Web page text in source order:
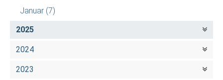
Januar (7)
2025
2024
2023